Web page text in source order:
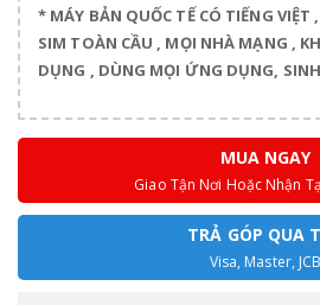
* MÁY BẢN QUỐC TẾ CÓ TIẾNG
SIM TOÀN CẦU , MỌI NHÀ MẠNG ,
DỤNG , DÙNG MỌI ỨNG DỤNG, SINH
MUA NGAY
Giao Tận Nơi Hoặc Nhận
TRẢ GÓP QUA
Visa, Master, JCB